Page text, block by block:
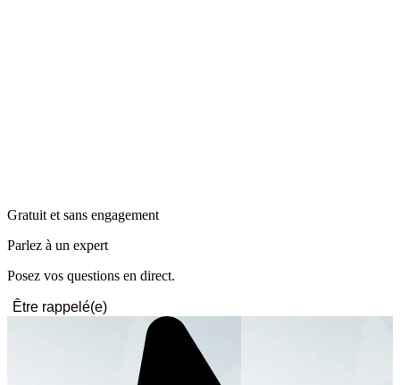
Gratuit et sans engagement
Parlez à un expert
Posez vos questions en direct.
Être rappelé(e)